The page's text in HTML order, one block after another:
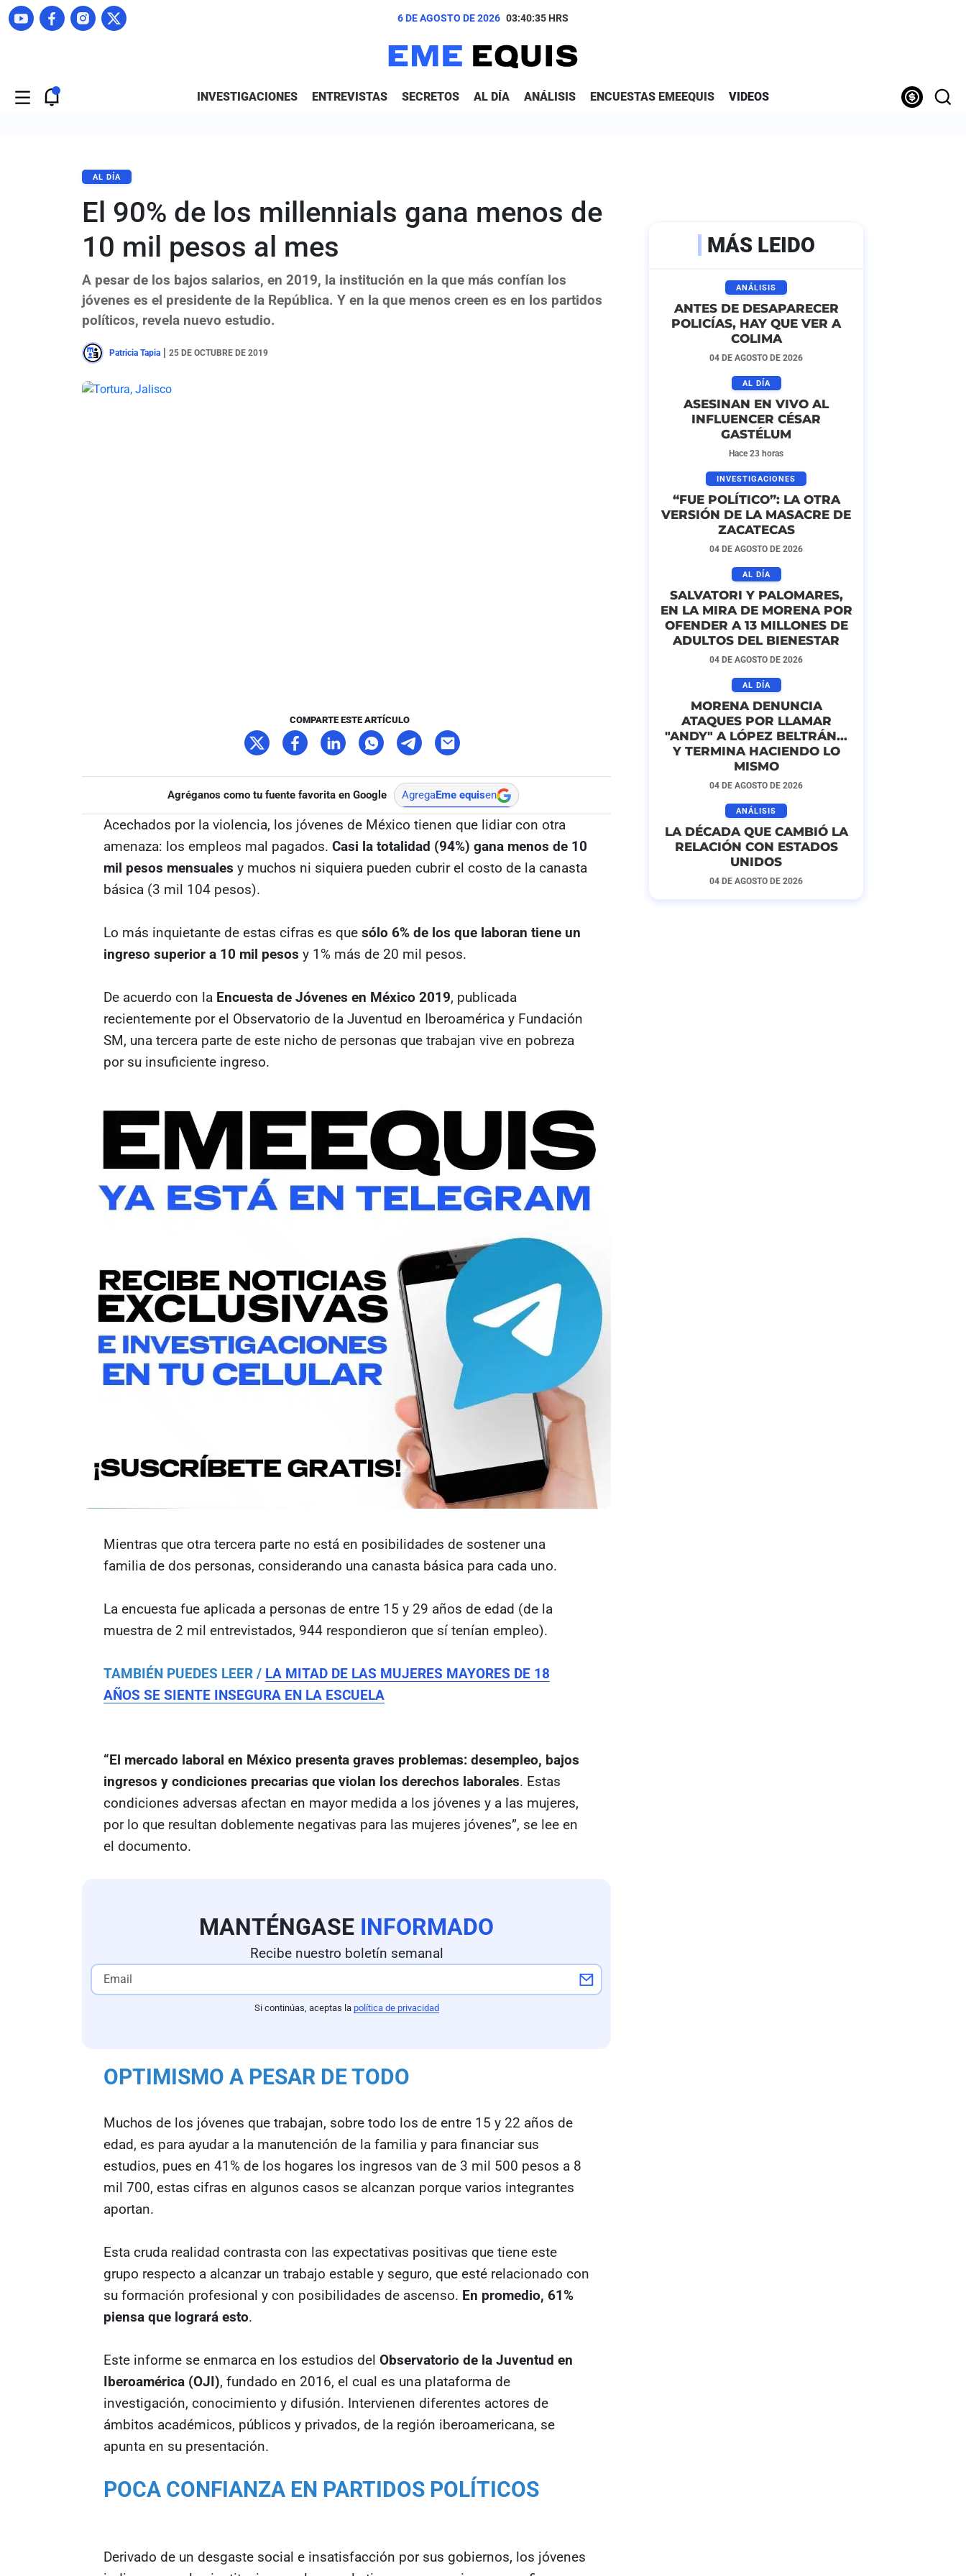
6 DE AGOSTO DE 2026 03:40:37 HRS
INVESTIGACIONES ENTREVISTAS SECRETOS AL DÍA ANÁLISIS ENCUESTAS EMEEQUIS VIDEOS
AL DÍA
El 90% de los millennials gana menos de
10 mil pesos al mes
A pesar de los bajos salarios, en 2019, la institución en la que más confían los
jóvenes es el presidente de la República. Y en la que menos creen es en los partidos
políticos, revela nuevo estudio.
Patricia Tapia 25 DE OCTUBRE DE 2019
COMPARTE ESTE ARTÍCULO
Agréganos como tu fuente favorita en Google AgregaEme equisen
Acechados por la violencia, los jóvenes de México tienen que lidiar con otra
amenaza: los empleos mal pagados. Casi la totalidad (94%) gana menos de 10
mil pesos mensuales y muchos ni siquiera pueden cubrir el costo de la canasta
básica (3 mil 104 pesos).
Lo más inquietante de estas cifras es que sólo 6% de los que laboran tiene un
ingreso superior a 10 mil pesos y 1% más de 20 mil pesos.
De acuerdo con la Encuesta de Jóvenes en México 2019, publicada
recientemente por el Observatorio de la Juventud en Iberoamérica y Fundación
SM, una tercera parte de este nicho de personas que trabajan vive en pobreza
por su insuficiente ingreso.
Mientras que otra tercera parte no está en posibilidades de sostener una
familia de dos personas, considerando una canasta básica para cada uno.
La encuesta fue aplicada a personas de entre 15 y 29 años de edad (de la
muestra de 2 mil entrevistados, 944 respondieron que sí tenían empleo).
TAMBIÉN PUEDES LEER / LA MITAD DE LAS MUJERES MAYORES DE 18
AÑOS SE SIENTE INSEGURA EN LA ESCUELA
“El mercado laboral en México presenta graves problemas: desempleo, bajos
ingresos y condiciones precarias que violan los derechos laborales. Estas
condiciones adversas afectan en mayor medida a los jóvenes y a las mujeres,
por lo que resultan doblemente negativas para las mujeres jóvenes”, se lee en
el documento.
MANTÉNGASE INFORMADO
Recibe nuestro boletín semanal
Si continúas, aceptas la política de privacidad
OPTIMISMO A PESAR DE TODO
Muchos de los jóvenes que trabajan, sobre todo los de entre 15 y 22 años de
edad, es para ayudar a la manutención de la familia y para financiar sus
estudios, pues en 41% de los hogares los ingresos van de 3 mil 500 pesos a 8
mil 700, estas cifras en algunos casos se alcanzan porque varios integrantes
aportan.
Esta cruda realidad contrasta con las expectativas positivas que tiene este
grupo respecto a alcanzar un trabajo estable y seguro, que esté relacionado con
su formación profesional y con posibilidades de ascenso. En promedio, 61%
piensa que logrará esto.
Este informe se enmarca en los estudios del Observatorio de la Juventud en
Iberoamérica (OJI), fundado en 2016, el cual es una plataforma de
investigación, conocimiento y difusión. Intervienen diferentes actores de
ámbitos académicos, públicos y privados, de la región iberoamericana, se
apunta en su presentación.
POCA CONFIANZA EN PARTIDOS POLÍTICOS
Derivado de un desgaste social e insatisfacción por sus gobiernos, los jóvenes
MÁS LEIDO
ANÁLISIS
ANTES DE DESAPARECER
POLICÍAS, HAY QUE VER A
COLIMA
04 DE AGOSTO DE 2026
AL DÍA
ASESINAN EN VIVO AL
INFLUENCER CÉSAR
GASTÉLUM
Hace 23 horas
INVESTIGACIONES
“FUE POLÍTICO”: LA OTRA
VERSIÓN DE LA MASACRE DE
ZACATECAS
04 DE AGOSTO DE 2026
AL DÍA
SALVATORI Y PALOMARES,
EN LA MIRA DE MORENA POR
OFENDER A 13 MILLONES DE
ADULTOS DEL BIENESTAR
04 DE AGOSTO DE 2026
AL DÍA
MORENA DENUNCIA
ATAQUES POR LLAMAR
"ANDY" A LÓPEZ BELTRÁN...
Y TERMINA HACIENDO LO
MISMO
04 DE AGOSTO DE 2026
ANÁLISIS
LA DÉCADA QUE CAMBIÓ LA
RELACIÓN CON ESTADOS
UNIDOS
04 DE AGOSTO DE 2026